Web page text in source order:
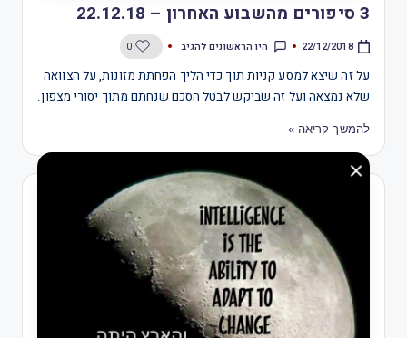
3 סיפורים מהשבוע האחרון – 22.12.18
22/12/2018 היו הראשונים להגיב 0
על זה שיצא למסע קניות תוך כדי הליך הפחתת מזונות, על הצוואה
שלא נמצאה ועל זה שביקש לבטל הסכם שנחתם מתוך יסורי מצפון.
להמשך קריאה »